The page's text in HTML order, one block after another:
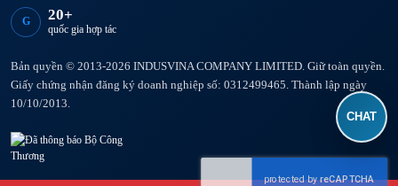
G 20+
quốc gia hợp tác
Bản quyền © 2013-2026 INDUSVINA COMPANY LIMITED. Giữ toàn quyền.
Giấy chứng nhận đăng ký doanh nghiệp số: 0312499465. Thành lập ngày
10/10/2013.
CHAT